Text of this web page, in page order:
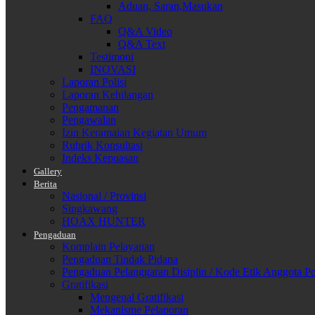
Aduan, Saran,Masukan
FAQ
Q&A Video
Q&A Text
Testimoni
INOVASI
Laporan Polisi
Laporan Kehilangan
Pengamanan
Pengawalan
Izin Keramaian Kegiatan Umum
Rubrik Konsultasi
Indeks Kepuasan
Gallery
Berita
Nasional / Provinsi
Singkawang
HOAX HUNTER
Pengaduan
Komplain Pelayanan
Pengaduan Tindak Pidana
Pengaduan Pelanggaran Disiplin / Kode Etik Anggota
Gratifikasi
Mengenal Gratifikasi
Mekanisme Pelaporan